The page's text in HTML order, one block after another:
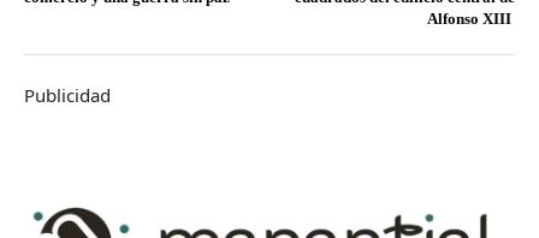
Alfonso XIII
Publicidad